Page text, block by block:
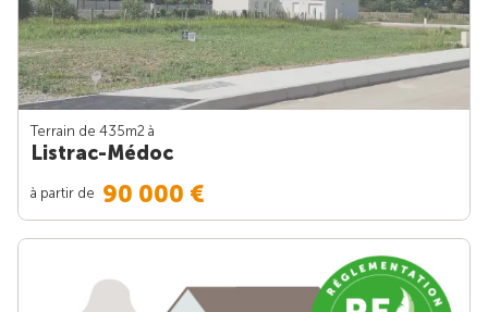
Terrain de 435m2 à
Listrac-Médoc
à partir de 90 000 €